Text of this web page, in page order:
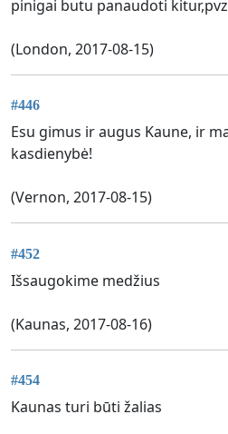
pinigai butu panaudoti
(London, 2017-08-15)
#446
Esu gimus ir augus Kaune, ir
kasdienybė!
(Vernon, 2017-08-15)
#452
Išsaugokime medžius
(Kaunas, 2017-08-16)
#454
Kaunas turi būti žalias